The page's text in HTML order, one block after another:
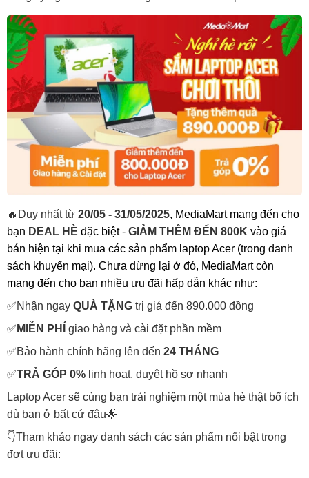
🔥Duy nhất từ 20/05 - 31/05/2025, MediaMart mang đến cho
bạn DEAL HÈ đặc biệt - GIẢM THÊM ĐẾN 800K vào giá
bán hiện tại khi mua các sản phẩm laptop Acer (trong danh
sách khuyến mại). Chưa dừng lại ở đó, MediaMart còn
mang đến cho bạn nhiều ưu đãi hấp dẫn khác như:
✅Nhận ngay QUÀ TẶNG trị giá đến 890.000 đồng
✅ MIỄN PHÍ
giao hàng và cài đặt phần mềm
✅Bảo hành chính hãng lên đến 24 THÁNG
✅TRẢ GÓP 0% linh hoạt, duyệt hồ sơ nhanh
Laptop Acer sẽ cùng bạn trải nghiệm một mùa hè thật bổ ích
dù bạn ở bất cứ đâu🌟
👇Tham khảo ngay danh sách các sản phẩm nổi bật trong
đợt ưu đãi: